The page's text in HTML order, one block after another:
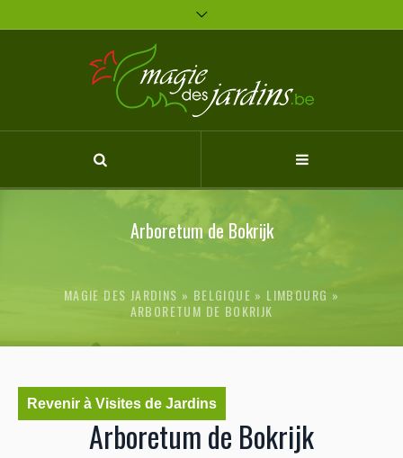
Arboretum de Bokrijk
MAGIE DES JARDINS BELGIQUE » LIMBOURG »
ARBORETUM DE BOKRIJK
Revenir à Visites de Jardins
Arboretum de Bokrijk